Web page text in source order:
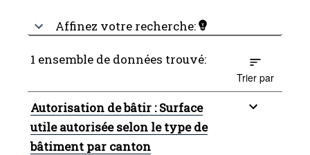
Affinez votre recherche:
1 ensemble de données trouvé:
Trier par
Autorisation de bâtir : Surface
utile autorisée selon le type de
bâtiment par canton